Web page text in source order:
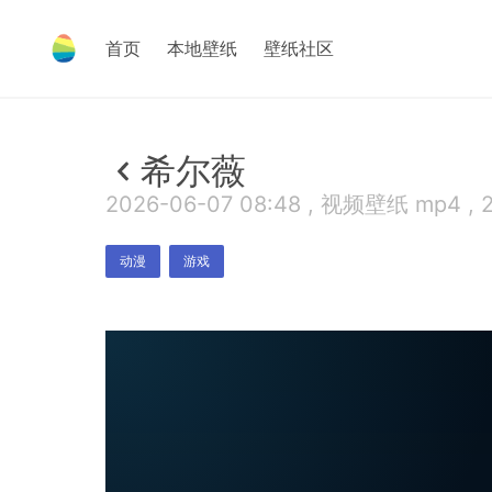
首页 本地壁纸 壁纸社区
希尔薇
2026-06-07 08:48 , 视频壁纸 mp4 ,
动漫 游戏